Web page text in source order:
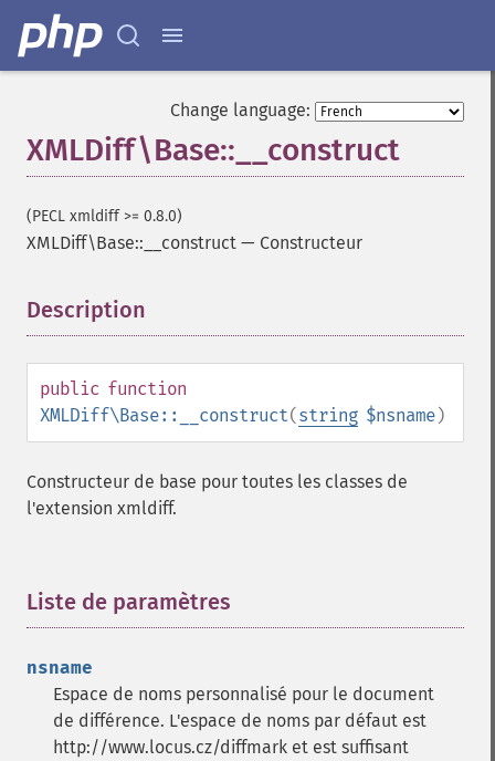
Change language:
XMLDiff\Base::__construct
(PECL xmldiff >= 0.8.0)
XMLDiff\Base::__construct — Constructeur
Description
public function
XMLDiff\Base::__construct(string $nsname)
Constructeur de base pour toutes les classes de
l'extension xmldiff.
Liste de paramètres
nsname
Espace de noms personnalisé pour le document
de différence. L'espace de noms par défaut est
http://www.locus.cz/diffmark et est suffisant